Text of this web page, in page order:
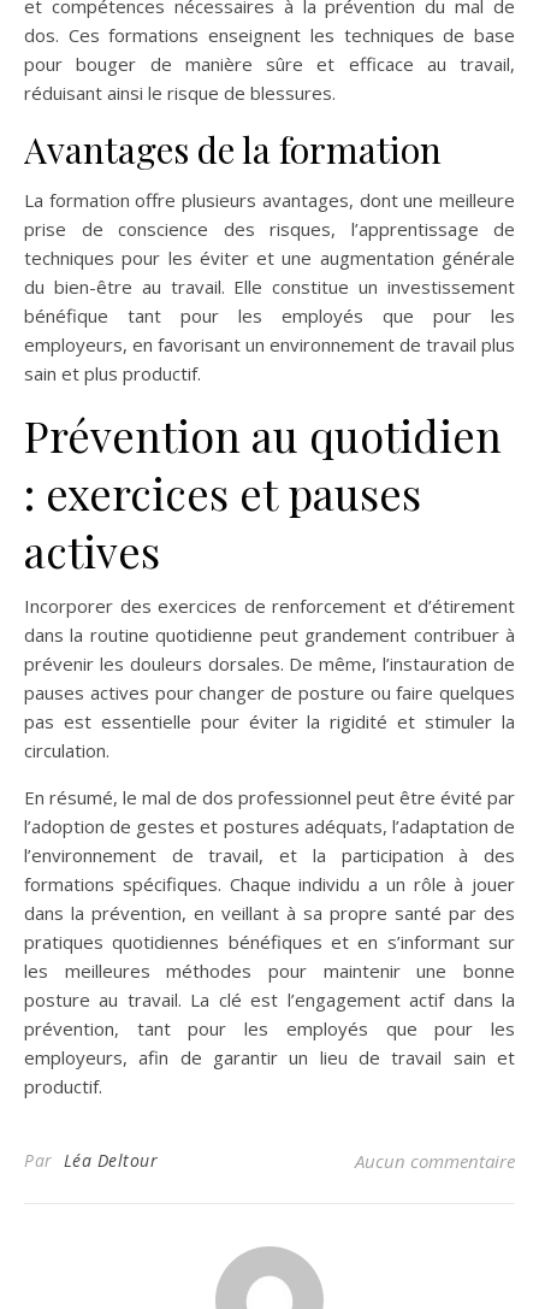
et compétences nécessaires à la prévention du mal de
dos. Ces formations enseignent les techniques de base
pour bouger de manière sûre et efficace au travail,
réduisant ainsi le risque de blessures.
Avantages de la formation
La formation offre plusieurs avantages, dont une meilleure
prise de conscience des risques, l’apprentissage de
techniques pour les éviter et une augmentation générale
du bien-être au travail. Elle constitue un investissement
bénéfique tant pour les employés que pour les
employeurs, en favorisant un environnement de travail plus
sain et plus productif.
Prévention au quotidien
: exercices et pauses
actives
Incorporer des exercices de renforcement et d’étirement
dans la routine quotidienne peut grandement contribuer à
prévenir les douleurs dorsales. De même, l’instauration de
pauses actives pour changer de posture ou faire quelques
pas est essentielle pour éviter la rigidité et stimuler la
circulation.
En résumé, le mal de dos professionnel peut être évité par
l’adoption de gestes et postures adéquats, l’adaptation de
l’environnement de travail, et la participation à des
formations spécifiques. Chaque individu a un rôle à jouer
dans la prévention, en veillant à sa propre santé par des
pratiques quotidiennes bénéfiques et en s’informant sur
les meilleures méthodes pour maintenir une bonne
posture au travail. La clé est l’engagement actif dans la
prévention, tant pour les employés que pour les
employeurs, afin de garantir un lieu de travail sain et
productif.
Par Léa Deltour Aucun commentaire